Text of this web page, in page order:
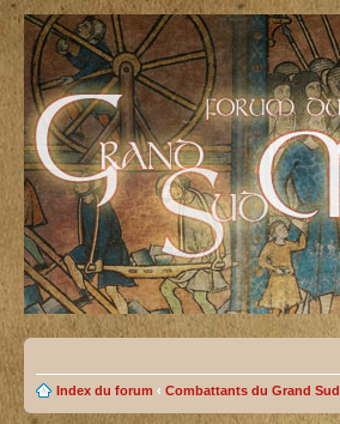
Index du forum ‹ Combattants du Grand Sud